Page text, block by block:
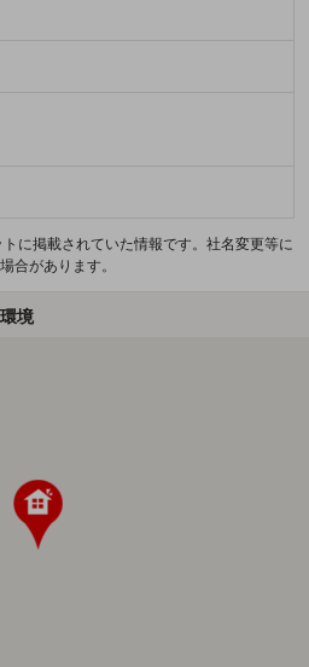
に掲載されていた情報です。社名変更等に
合があります。
境